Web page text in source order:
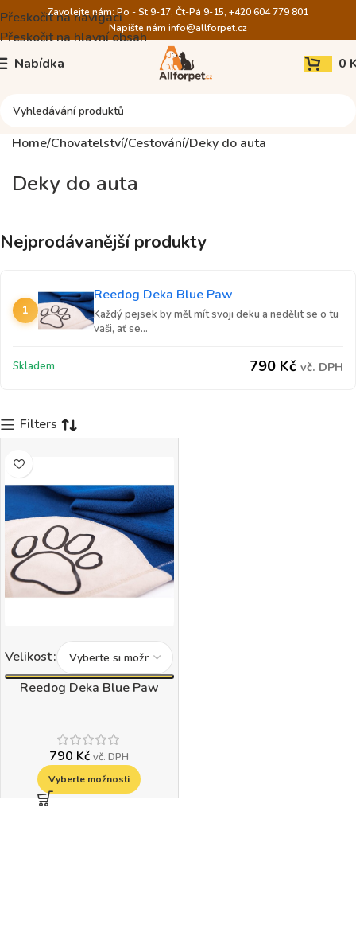
Přeskočit na navigaci
Přeskočit na hlavní obsah
Zavolejte nám: Po - St 9-17, Čt-Pá 9-15, +420 604 779 801
Napište nám info@allforpet.cz
Nabídka 0
Home Chovatelství Cestování Deky do auta
Deky do auta
Nejprodávanější produkty
1
Reedog Deka Blue Paw
Každý pejsek by měl mít svoji deku a nedělit se o tu
vaši, ať se...
Skladem 790 Kč vč. DPH
Filters
Velikost
Reedog Deka Blue Paw
790 Kč vč. DPH
Vyberte možnosti